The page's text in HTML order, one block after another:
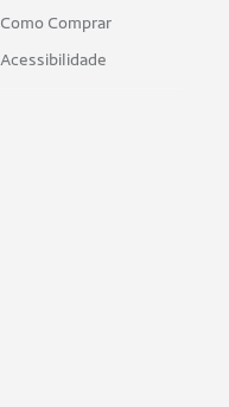
Como Comprar
Acessibilidade